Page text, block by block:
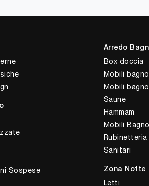
Sospese
Arredo
Box doccia
Mobili
Mobili
Saune
Hammam
Mobili
Rubinetteria
Sanitari
Zona Notte
Letti